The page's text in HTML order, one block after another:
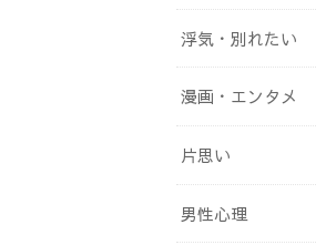
浮気・別れたい
漫画・エンタメ
片思い
男性心理